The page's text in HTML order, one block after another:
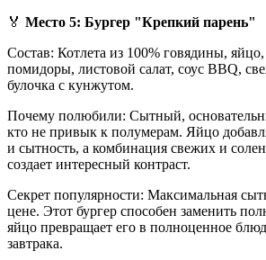
🏅 Место 5: Бургер "Крепкий парень"
Состав: Котлета из 100% говядины,
помидоры, листовой салат, соус BBQ,
булочка с кунжутом.
Почему полюбили: Сытный,
кто не привык к полумерам. Яйцо
и сытность, а комбинация свежих и
создает интересный контраст.
Секрет популярности: Максимальная
цене. Этот бургер способен заменить
яйцо превращает его в полноценное
завтрака.